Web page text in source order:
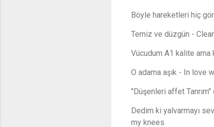
Böyle hareketleri hiç
Temiz ve düzgün -
Vücudum A1 kalite
O adama aşık - In love
"Düşenleri affet
Dedim ki yalvarmayı
my knees